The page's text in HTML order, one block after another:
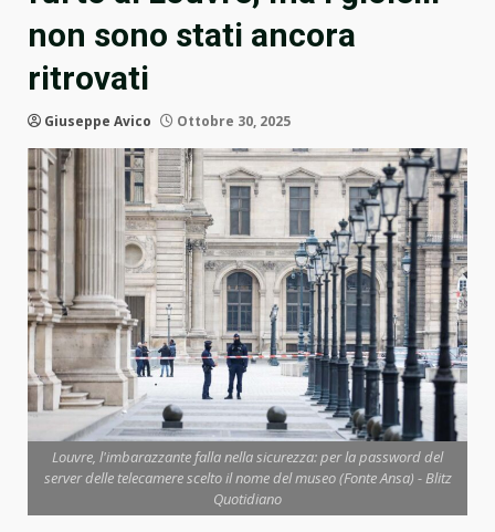
non sono stati ancora
ritrovati
Giuseppe Avico Ottobre 30, 2025
Louvre, l'imbarazzante falla nella sicurezza: per la password del
server delle telecamere scelto il nome del museo (Fonte Ansa) - Blitz
Quotidiano